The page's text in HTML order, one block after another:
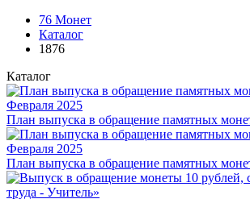
76 Монет
Каталог
1876
Каталог
Февраля 2025
План выпуска в обращение памятных
Февраля 2025
План выпуска в обращение памятных